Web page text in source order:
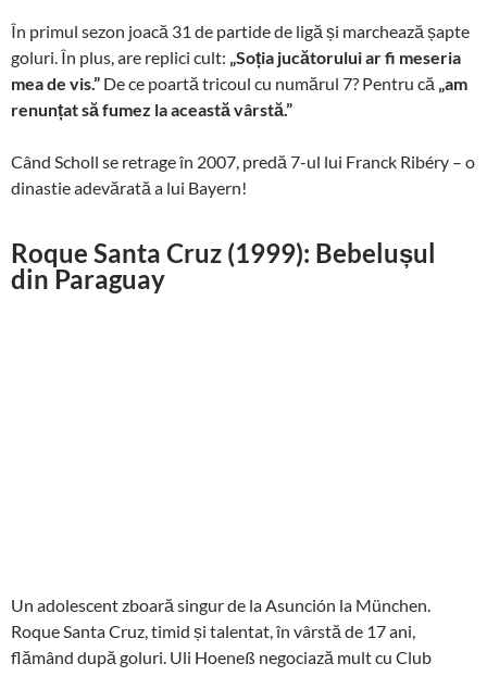
În primul sezon joacă 31 de partide de ligă și marchează șapte
goluri. În plus, are replici cult: „Soția jucătorului ar fi meseria
mea de vis.” De ce poartă tricoul cu numărul 7? Pentru că „am
renunțat să fumez la această vârstă.”
Când Scholl se retrage în 2007, predă 7-ul lui Franck Ribéry – o
dinastie adevărată a lui Bayern!
Roque Santa Cruz (1999): Bebelușul
din Paraguay
Un adolescent zboară singur de la Asunción la München.
Roque Santa Cruz, timid și talentat, în vârstă de 17 ani,
flămând după goluri. Uli Hoeneß negociază mult cu Club